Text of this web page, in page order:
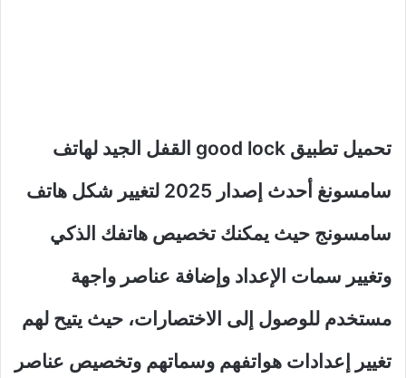
تحميل تطبيق good lock القفل الجيد لهاتف
سامسونغ أحدث إصدار 2025 لتغيير شكل هاتف
سامسونج حيث يمكنك تخصيص هاتفك الذكي
وتغيير سمات الإعداد وإضافة عناصر واجهة
مستخدم للوصول إلى الاختصارات، حيث يتيح لهم
تغيير إعدادات هواتفهم وسماتهم وتخصيص عناصر